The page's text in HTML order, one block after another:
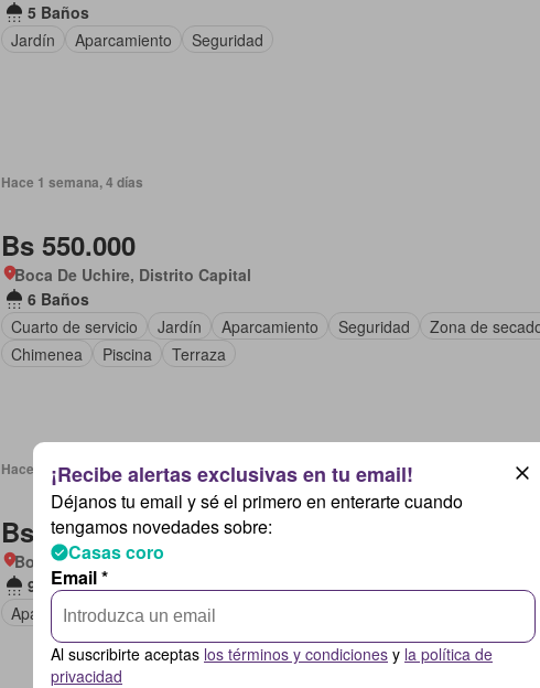
5 Baños
Jardín
Aparcamiento Seguridad
Hace 1 semana, 4 días
Bs 550.000
Boca De Uchire, Distrito Capital
6 Baños
Cuarto de servicio
Jardín Aparcamiento Seguridad
Zona de
Chimenea
Piscina Terraza
Hace 1 semana, 5 días
Bs 3.500.000
Boca De Uchire, Distrito Capital
9 Baños
Aparcamiento
Piscina Ascensor
Déjanos tu email y sé el primero en enterarte cuando
tengamos novedades sobre:
Casas coro
Email *
Al suscribirte aceptas los términos y condiciones y la política de
privacidad